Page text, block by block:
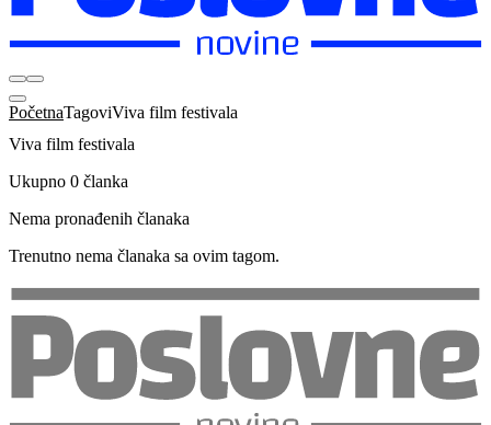
PočetnaTagoviViva film festivala
Viva film festivala
Ukupno 0 članka
Nema pronađenih članaka
Trenutno nema članaka sa ovim tagom.